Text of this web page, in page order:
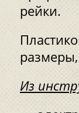
рейки.
Из